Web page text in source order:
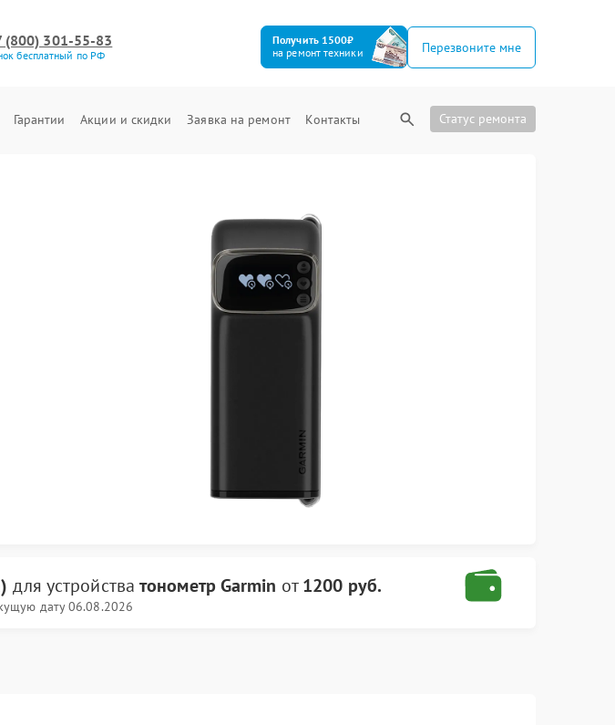
(800) 301-55-83
бесплатный по РФ
Получить 1500₽
на ремонт техники
Перезвоните мне
Гарантии Акции и скидки Заявка на ремонт Контакты Статус ремонта
для устройстватонометр Garmin от1200 руб.
дату 06.08.2026